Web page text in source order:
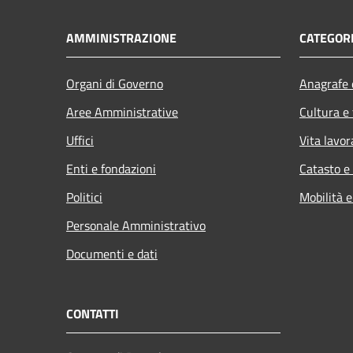
AMMINISTRAZIONE
Organi di Governo
Aree Amministrative
Uffici
Enti e fondazioni
Politici
Personale Amministrativo
Documenti e dati
Cultura
Vita
Catasto
Mobilità
CONTATTI